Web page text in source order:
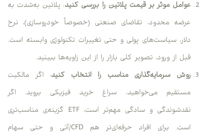
عوامل موثر بر قیمت پلاتین را بررسی کنید: پلاتین به‌شدت به
عرضه محدود، تقاضای صنعتی (خصوصاً خودروسازی)، نرخ
دلار، سیاست‌های پولی و حتی تغییرات تکنولوژی وابسته است.
قبل از ورود، تصویر کلی بازار را از این زاویه‌ها ببینید.
روش سرمایه‌گذاری مناسب را انتخاب کنید: اگر مالکیت
مستقیم می‌خواهید، سراغ خرید فیزیکی بروید. اگر
نقدشوندگی و سادگی مهم‌تر است، ETF گزینه‌ی مناسب‌تری
است. برای افراد حرفه‌ای‌تر هم CFD/آتی و حتی سهام